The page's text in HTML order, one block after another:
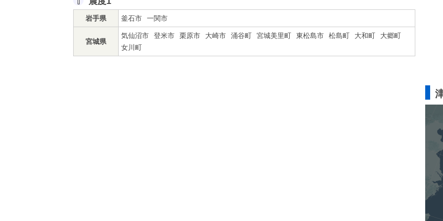
岩手県 釜石市 一関市
宮城県
気仙沼市 登米市 栗原市 大崎市 涌谷町 宮城美里町 東松島市 松島町 大和町
大郷町
女川町